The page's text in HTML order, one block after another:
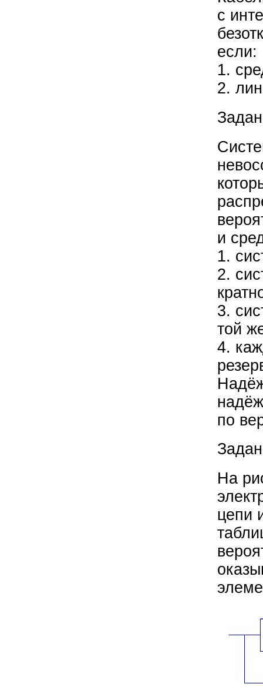
с
если:
1.
2.
и
1.
2.
3.
той
4.
по
На
цепи